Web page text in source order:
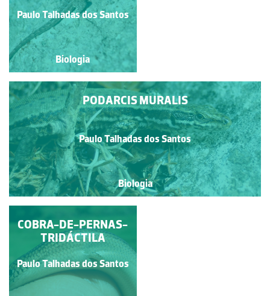
Alvaro Folhas
Biologia
Paulo Talhadas dos Santos
Biologia
PODARCIS MURALIS
Paulo Talhadas dos Santos
Biologia
LAGARTIXA-DE-
DEDOS-DENTEADOS
Paulo Talhadas dos Santos
COBRA-DE-PERNAS-
TRIDÁCTILA
Paulo Talhadas dos Santos